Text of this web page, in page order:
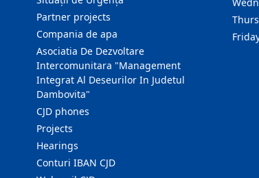
Partner projects
Compania de apa
Asociatia De Dezvoltare
Intercomunitara "Management
Integrat Al Deseurilor In Judetul
Dambovita"
CJD phones
Projects
Hearings
Conturi IBAN CJD